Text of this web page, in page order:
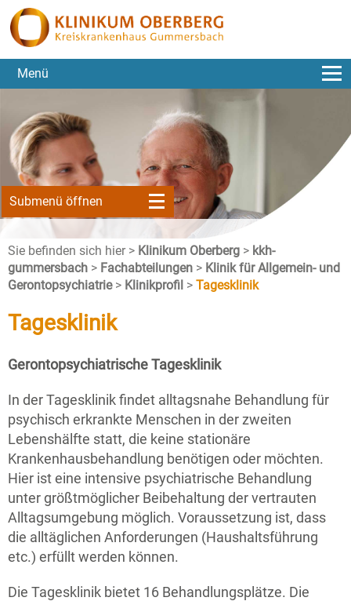
Menü
Submenü öffnen
Sie befinden sich hier > Klinikum Oberberg > kkh-
gummersbach > Fachabteilungen > Klinik für Allgemein- und
Gerontopsychiatrie > Klinikprofil > Tagesklinik
Tagesklinik
Gerontopsychiatrische Tagesklinik
In der Tagesklinik findet alltagsnahe Behandlung für
psychisch erkrankte Menschen in der zweiten
Lebenshälfte statt, die keine stationäre
Krankenhausbehandlung benötigen oder möchten.
Hier ist eine intensive psychiatrische Behandlung
unter größtmöglicher Beibehaltung der vertrauten
Alltagsumgebung möglich. Voraussetzung ist, dass
die alltäglichen Anforderungen (Haushaltsführung
etc.) erfüllt werden können.
Die Tagesklinik bietet 16 Behandlungsplätze. Die